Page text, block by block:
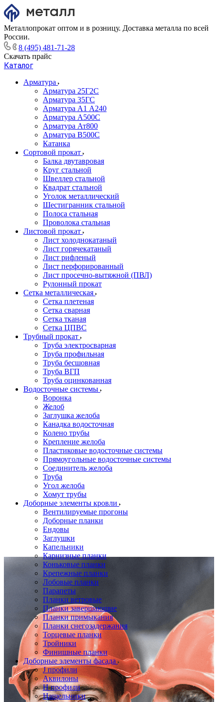
Металлопрокат оптом и в розницу. Доставка металла по всей
России.
8 (495) 481-71-28
Скачать прайс
Каталог
Арматура
Арматура 25Г2С
Арматура 35ГС
Арматура А1 А240
Арматура А500С
Арматура Ат800
Арматура В500С
Катанка
Сортовой прокат
Балка двутавровая
Круг стальной
Швеллер стальной
Квадрат стальной
Уголок металлический
Шестигранник стальной
Полоса стальная
Проволока стальная
Листовой прокат
Лист холоднокатаный
Лист горячекатаный
Лист рифленый
Лист перфорированный
Лист просечно-вытяжной (ПВЛ)
Рулонный прокат
Сетка металлическая
Сетка плетеная
Сетка сварная
Сетка тканая
Сетка ЦПВС
Трубный прокат
Труба электросварная
Труба профильная
Труба бесшовная
Труба ВГП
Труба оцинкованная
Водосточные системы
Воронка
Желоб
Заглушка желоба
Канадка водосточная
Колено трубы
Крепление желоба
Пластиковые водосточные системы
Прямоугольные водосточные системы
Соединитель желоба
Труба
Угол желоба
Хомут трубы
Доборные элементы кровли
Вентилируемые прогоны
Доборные планки
Ендовы
Заглушки
Капельники
Карнизные планки
Коньковые планки
Крепежные планки
Лобовые планки
Парапеты
Планки ветровые
Планки завершающие
Планки примыкания
Планки снегозадержания
Торцевые планки
Тройники
Финишные планки
Доборные элементы фасада
J профили
Аквилоны
Н профили
Нащельники